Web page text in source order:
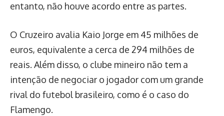
entanto, não houve acordo entre as partes.
O Cruzeiro avalia Kaio Jorge em 45 milhões de
euros, equivalente a cerca de 294 milhões de
reais. Além disso, o clube mineiro não tem a
intenção de negociar o jogador com um grande
rival do futebol brasileiro, como é o caso do
Flamengo.